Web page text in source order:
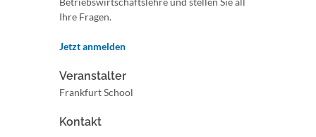
Ihre Fragen.
Jetzt anmelden
Veranstalter
Frankfurt School
Kontakt